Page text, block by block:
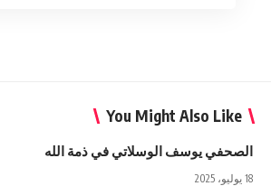
You Might Also Like
الصحفي يوسف الوسلاتي في ذمة الله
18 يوليو، 2025